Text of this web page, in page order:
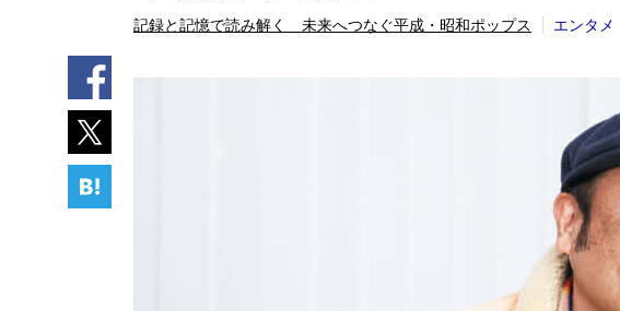
記録と記憶で読み解く 未来へつなぐ平成・昭和ポップス エンタメ